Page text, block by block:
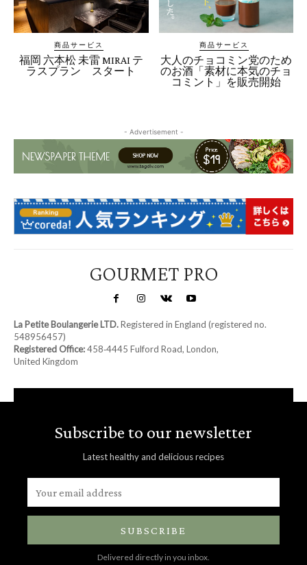
商品サービス
福岡 六本松 未雷 MIRAI テ
ラスプラン スタート
商品サービス
大人のチョコミン党のため
のお酒「素材に本気のチョ
コミント」を販売開始
- Advertisement -
GOURMET PRO
La Petite Boulangerie LTD.Registered in England (registered no.
548956457)
Registered Office:458‑4445 Fulford Road, London,
United Kingdom
Subscribe to our newsletter
Latest healthy and delicious recipes
SUBSCRIBE
Delivered directly in you inbox.